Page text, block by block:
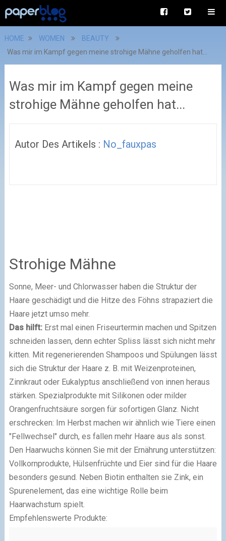
HOME WOMEN
BEAUTY
Was mir im Kampf gegen meine strohige Mähne geholfen hat...
Was mir im Kampf gegen meine
strohige Mähne geholfen hat...
Autor Des Artikels : No_fauxpas
Strohige Mähne
Sonne, Meer- und Chlorwasser haben die Struktur der
Haare geschädigt und die Hitze des Föhns strapaziert die
Haare jetzt umso mehr.
Das hilft:Erst mal einen Friseurtermin machen und Spitzen
schneiden lassen, denn echter Spliss lässt sich nicht mehr
kitten. Mit regenerierenden Shampoos und Spülungen lässt
sich die Struktur der Haare z. B. mit Weizenproteinen,
Zinnkraut oder Eukalyptus anschließend von innen heraus
stärken. Spezialprodukte mit Silikonen oder milder
Orangenfruchtsäure sorgen für sofortigen Glanz. Nicht
erschrecken: Im Herbst machen wir ähnlich wie Tiere einen
"Fellwechsel" durch, es fallen mehr Haare aus als sonst.
Den Haarwuchs können Sie mit der Ernährung unterstützen:
Vollkornprodukte, Hülsenfrüchte und Eier sind für die Haare
besonders gesund. Neben Biotin enthalten sie Zink, ein
Spurenelement, das eine wichtige Rolle beim
Haarwachstum spielt.
Empfehlenswerte Produkte: